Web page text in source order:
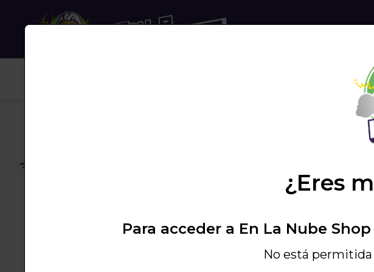
Te informamos¿Eres
Para acceder a En La Nube
No está permitida